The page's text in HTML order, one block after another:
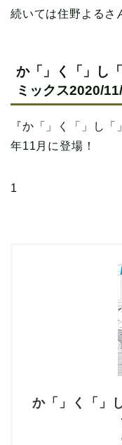
続いては住野よるさ
か「」く「」し
ミックス2020/
『か「」く「」し
年11月に登場！
1
か「」く「」